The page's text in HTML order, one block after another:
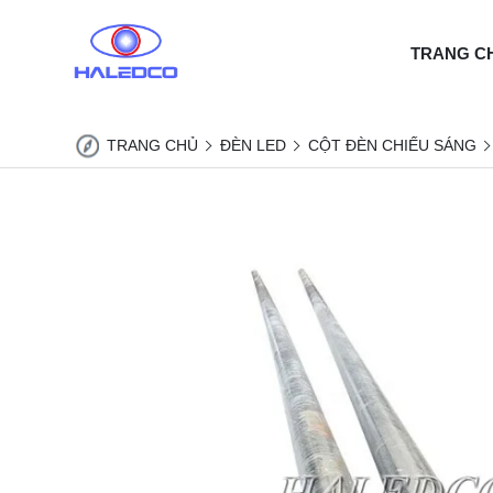
TRANG
TRANG CHỦ ĐÈN LED CỘT ĐÈN CHIẾU SÁNG